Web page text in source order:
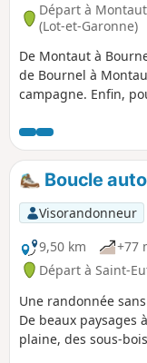
Départ à
(Lot-et-Garonne)
De Montaut à
de Bournel à
campagne. Enfin,
Boucle
Visorandonneur
9,50 km
+77
Départ à Saint-
Une randonnée
De beaux paysages
plaine, des sous-